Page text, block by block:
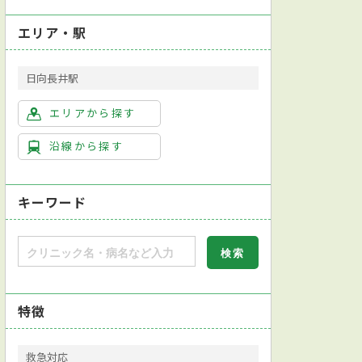
エリア・駅
日向長井駅
エリアから探す
沿線から探す
キーワード
特徴
救急対応